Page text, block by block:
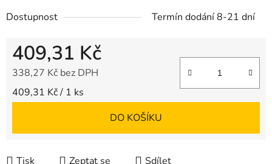
Dostupnost Termín dodání 8-21 dní
409,31 Kč
338,27 Kč bez DPH
Měrná cena:
409,31 Kč / 1 ks
DO KOŠÍKU
Tisk Zeptat se Sdílet